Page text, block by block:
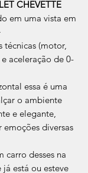
CHEVETTE
em uma vista em
técnicas (motor,
aceleração de 0-
essa é uma
o ambiente
e elegante,
diversas
carro desses na
já está ou esteve